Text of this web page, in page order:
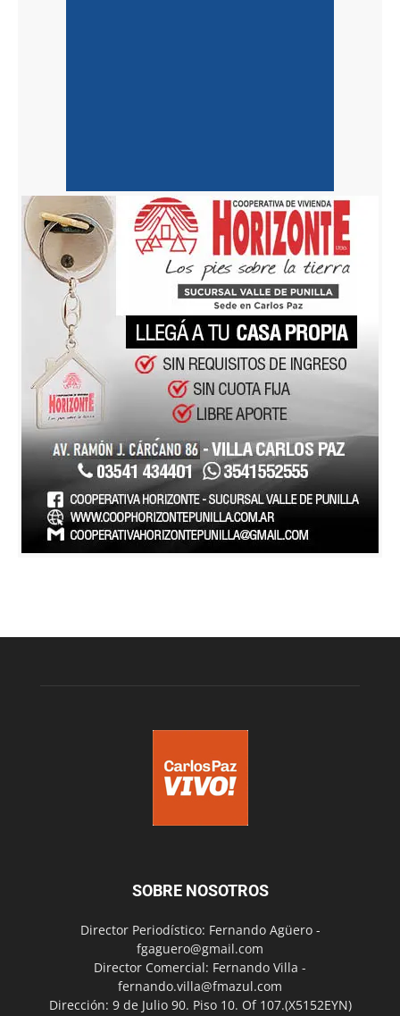
SOBRE NOSOTROS
Director Periodístico: Fernando Agüero -
fgaguero@gmail.com
Director Comercial: Fernando Villa -
fernando.villa@fmazul.com
Dirección: 9 de Julio 90. Piso 10. Of 107.(X5152EYN)